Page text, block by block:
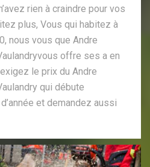
rien à craindre pour vos
plus, Vous qui habitez à
nous vous que Andre
offre ses a en
le prix du Andre
qui débute
d’année et demandez aussi